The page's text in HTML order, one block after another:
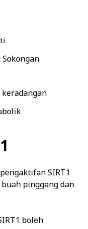
Sokongan
SIRT1
pinggang dan
boleh